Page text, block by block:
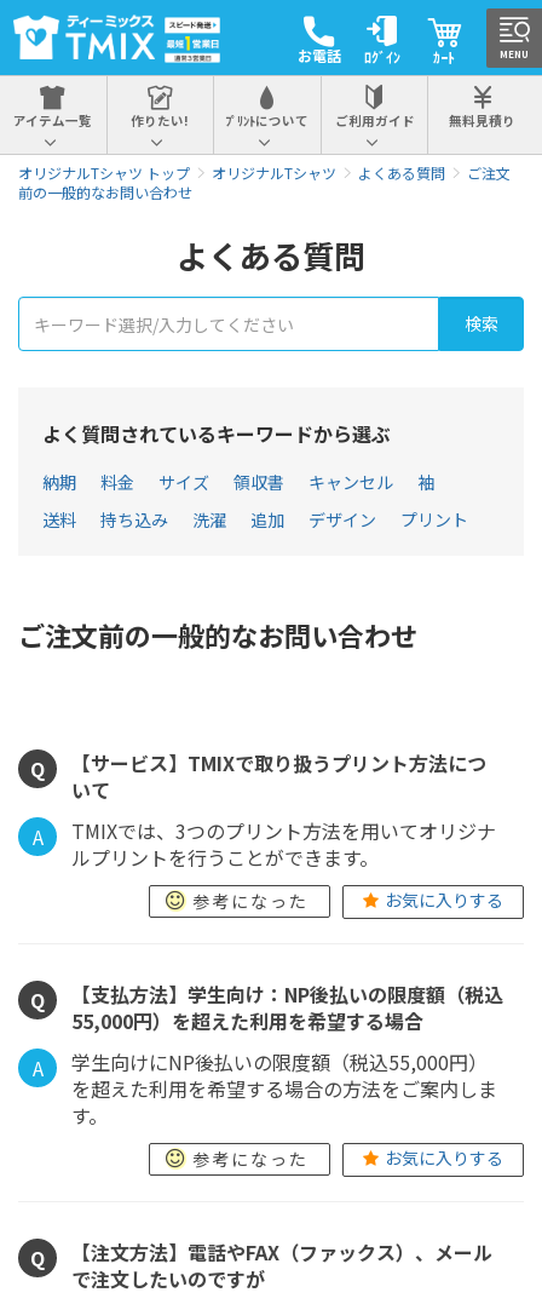
お電話 ﾛｸﾞｲﾝ ｶｰﾄ
アイテム一覧 作りたい! ﾌﾟﾘﾝﾄについて ご利用ガイド 無料見積り
オリジナルTシャツ トップ オリジナルTシャツ よくある質問
ご注文
前の一般的なお問い合わせ
よくある質問
よく質問されているキーワードから選ぶ
納期 料金 サイズ 領収書 キャンセル
袖
送料
持ち込み 洗濯 追加 デザイン プリント
ご注文前の一般的なお問い合わせ
Q
【サービス】TMIXで取り扱うプリント方法につ
いて
A
TMIXでは、3つのプリント方法を用いてオリジナ
ルプリントを行うことができます。
参考になった お気に入りする
Q
【支払方法】学生向け：NP後払いの限度額（税込
55,000円）を超えた利用を希望する場合
A
学生向けにNP後払いの限度額（税込55,000円）
を超えた利用を希望する場合の方法をご案内しま
す。
参考になった お気に入りする
Q
【注文方法】電話やFAX（ファックス）、メール
で注文したいのですが
MENU